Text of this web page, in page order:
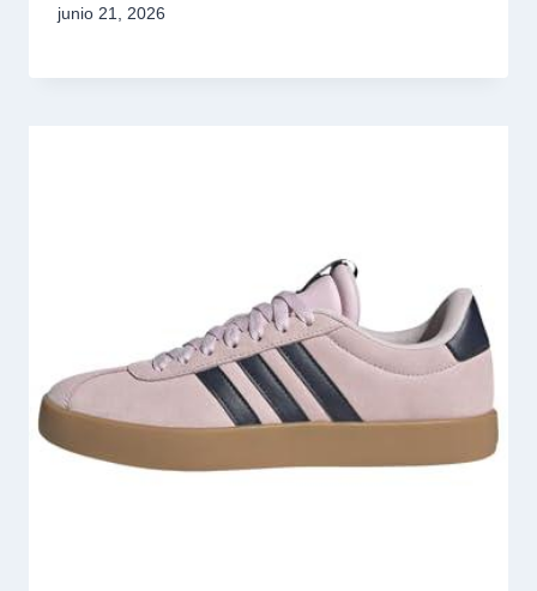
junio 21, 2026